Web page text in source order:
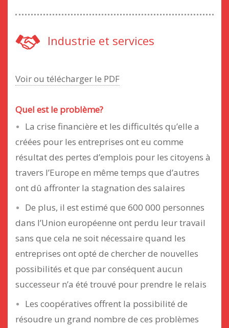
Industrie et services
Voir ou télécharger le PDF
Quel est le problème?
La crise financière et les difficultés qu’elle a
créées pour les entreprises ont eu comme
résultat des pertes d’emplois pour les citoyens à
travers l’Europe en même temps que d’autres
ont dû affronter la stagnation des salaires
De plus, il est estimé que 600 000 personnes
dans l’Union européenne ont perdu leur travail
sans que cela ne soit nécessaire quand les
entreprises ont opté de chercher de nouvelles
possibilités et que par conséquent aucun
successeur n’a été trouvé pour prendre le relais
Les coopératives offrent la possibilité de
résoudre un grand nombre de ces problèmes